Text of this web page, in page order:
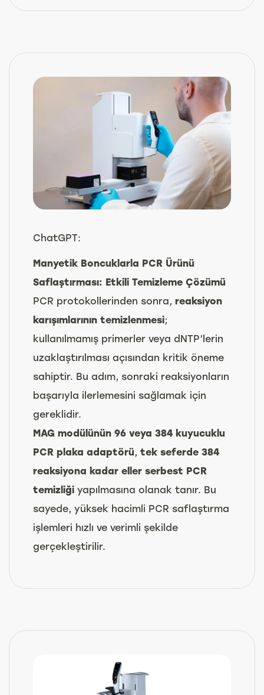
ChatGPT:
Manyetik Boncuklarla PCR Ürünü
Saflaştırması: Etkili Temizleme Çözümü
PCR protokollerinden sonra, reaksiyon
karışımlarının temizlenmesi;
kullanılmamış primerler veya dNTP’lerin
uzaklaştırılması açısından kritik öneme
sahiptir. Bu adım, sonraki reaksiyonların
başarıyla ilerlemesini sağlamak için
gereklidir.
MAG modülünün 96 veya 384 kuyucuklu
PCR plaka adaptörü, tek seferde 384
reaksiyona kadar eller serbest PCR
temizliği yapılmasına olanak tanır. Bu
sayede, yüksek hacimli PCR saflaştırma
işlemleri hızlı ve verimli şekilde
gerçekleştirilir.